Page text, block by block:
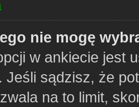
nie mogę
w ankiecie jest
Jeśli sądzisz, że
na to limit,